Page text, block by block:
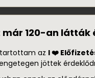
már 120-an látták
az I ❤️
jöttek